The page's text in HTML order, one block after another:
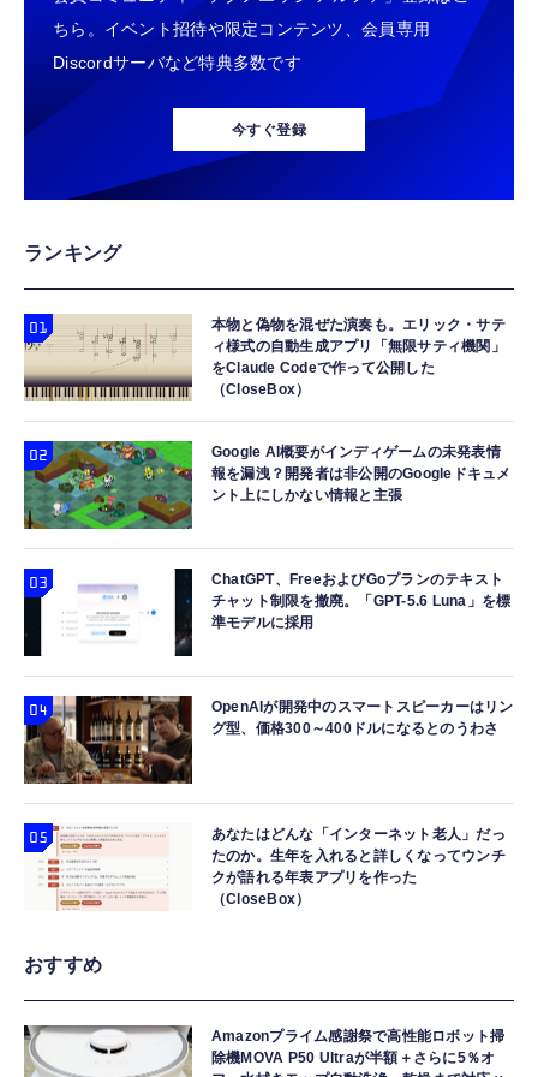
ちら。イベント招待や限定コンテンツ、会員専用
Discordサーバなど特典多数です
今すぐ登録
ランキング
本物と偽物を混ぜた演奏も。エリック・サテ
ィ様式の自動生成アプリ「無限サティ機関」
をClaude Codeで作って公開した
（CloseBox）
Google AI概要がインディゲームの未発表情
報を漏洩？開発者は非公開のGoogleドキュメ
ント上にしかない情報と主張
ChatGPT、FreeおよびGoプランのテキスト
チャット制限を撤廃。「GPT-5.6 Luna」を標
準モデルに採用
OpenAIが開発中のスマートスピーカーはリン
グ型、価格300～400ドルになるとのうわさ
あなたはどんな「インターネット老人」だっ
たのか。生年を入れると詳しくなってウンチ
クが語れる年表アプリを作った
（CloseBox）
おすすめ
Amazonプライム感謝祭で高性能ロボット掃
除機MOVA P50 Ultraが半額＋さらに5％オ